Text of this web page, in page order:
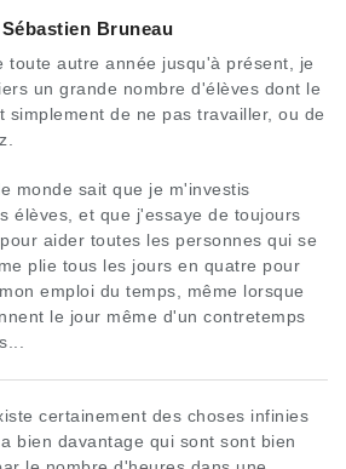
Bruneau
toute autre année jusqu'à présent, je
un grande nombre d'élèves dont le
simplement de ne pas travailler, ou de
monde sait que je m'investis
élèves, et que j'essaye de toujours
aider toutes les personnes qui se
plie tous les jours en quatre pour
emploi du temps, même lorsque
le jour même d'un contretemps
certainement des choses infinies
bien davantage qui sont sont bien